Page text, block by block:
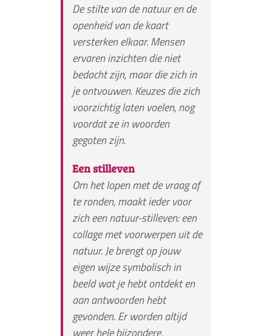
De stilte van de natuur en de
openheid van de kaart
versterken elkaar. Mensen
ervaren inzichten die niet
bedacht zijn, maar die zich in
je ontvouwen. Keuzes die zich
voorzichtig laten voelen, nog
voordat ze in woorden
gegoten zijn.
Een stilleven
Om het lopen met de vraag af
te ronden, maakt ieder voor
zich een natuur-stilleven: een
collage met voorwerpen uit de
natuur. Je brengt op jouw
eigen wijze symbolisch in
beeld wat je hebt ontdekt en
aan antwoorden hebt
gevonden. Er worden altijd